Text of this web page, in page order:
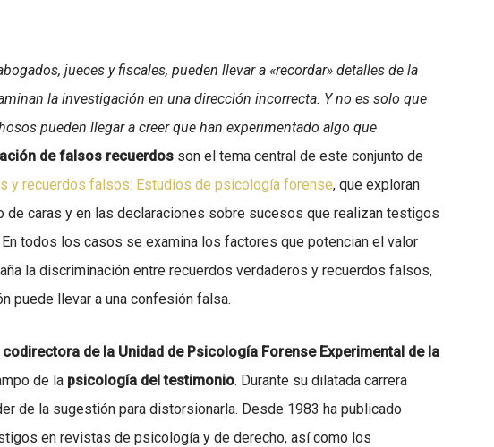
jueces y fiscales, pueden llevar a «recordar» detalles de la
la investigación en una dirección incorrecta. Y no es solo que
pueden llegar a creer que han experimentado algo que
de falsos recuerdos son el tema central de este conjunto de
y recuerdos falsos: Estudios de psicología forense, que exploran
caras y en las declaraciones sobre sucesos que realizan testigos
todos los casos se examina los factores que potencian el valor
la discriminación entre recuerdos verdaderos y recuerdos falsos,
puede llevar a una confesión falsa.
de la Unidad de Psicología Forense Experimental de la
de la psicología del testimonio. Durante su dilatada carrera
de la sugestión para distorsionarla. Desde 1983 ha publicado
en revistas de psicología y de derecho, así como los